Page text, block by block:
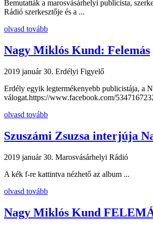
Bemutatták a marosvásárhelyi publicista,
Rádió szerkesztője és a ...
olvasd tovább
Nagy Miklós Kund: Felemás
2019 január 30. Erdélyi Figyelő
Erdély egyik legtermékenyebb publicistája, a
válogat.https://www.facebook.com/
olvasd tovább
Szuszámi Zsuzsa interjúja
2019 január 30. Marosvásárhelyi Rádió
A kék f-re kattintva nézhető az album ...
olvasd tovább
Nagy Miklós Kund